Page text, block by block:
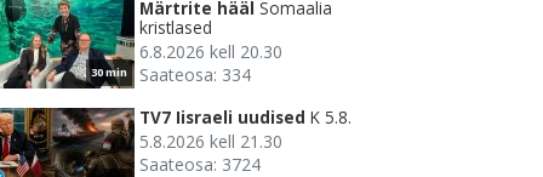
30 min
Märtrite hääl Somaalia
kristlased
6.8.2026 kell 20.30
Saateosa: 334
TV7 Iisraeli uudised K 5.8.
5.8.2026 kell 21.30
Saateosa: 3724